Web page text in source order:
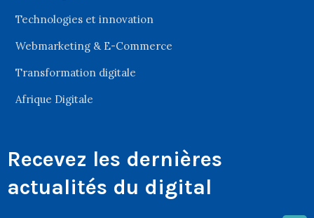
Technologies et innovation
Webmarketing & E-Commerce
Transformation digitale
Afrique Digitale
Recevez les dernières
actualités du digital